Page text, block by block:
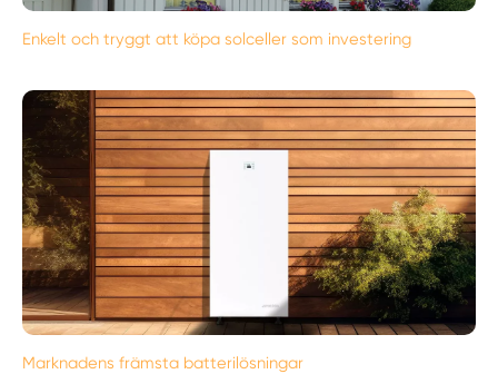
Enkelt och tryggt att köpa solceller som investering
Marknadens främsta batterilösningar